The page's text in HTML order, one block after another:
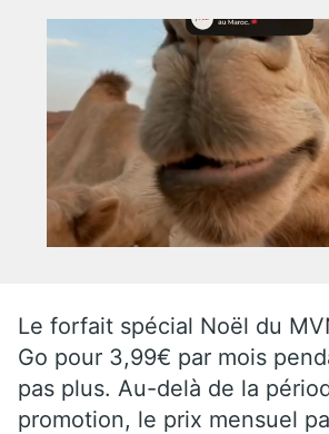
Le forfait spécial Noël du
Go pour 3,99€ par mois
pas plus. Au-delà de la
promotion, le prix mensuel